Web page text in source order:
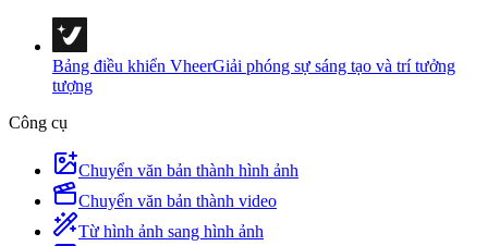
Bảng điều khiển VheerGiải phóng sự sáng tạo và trí tưởng
tượng
Công cụ
Chuyển văn bản thành hình ảnh
Chuyển văn bản thành video
Từ hình ảnh sang hình ảnh